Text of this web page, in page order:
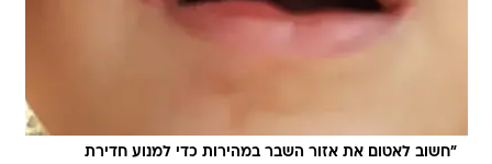
"חשוב לאטום את אזור השבר במהירות כדי למנוע חדירת